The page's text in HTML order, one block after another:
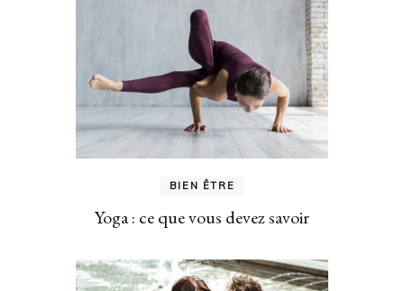
BIEN ÊTRE
Yoga : ce que vous devez savoir